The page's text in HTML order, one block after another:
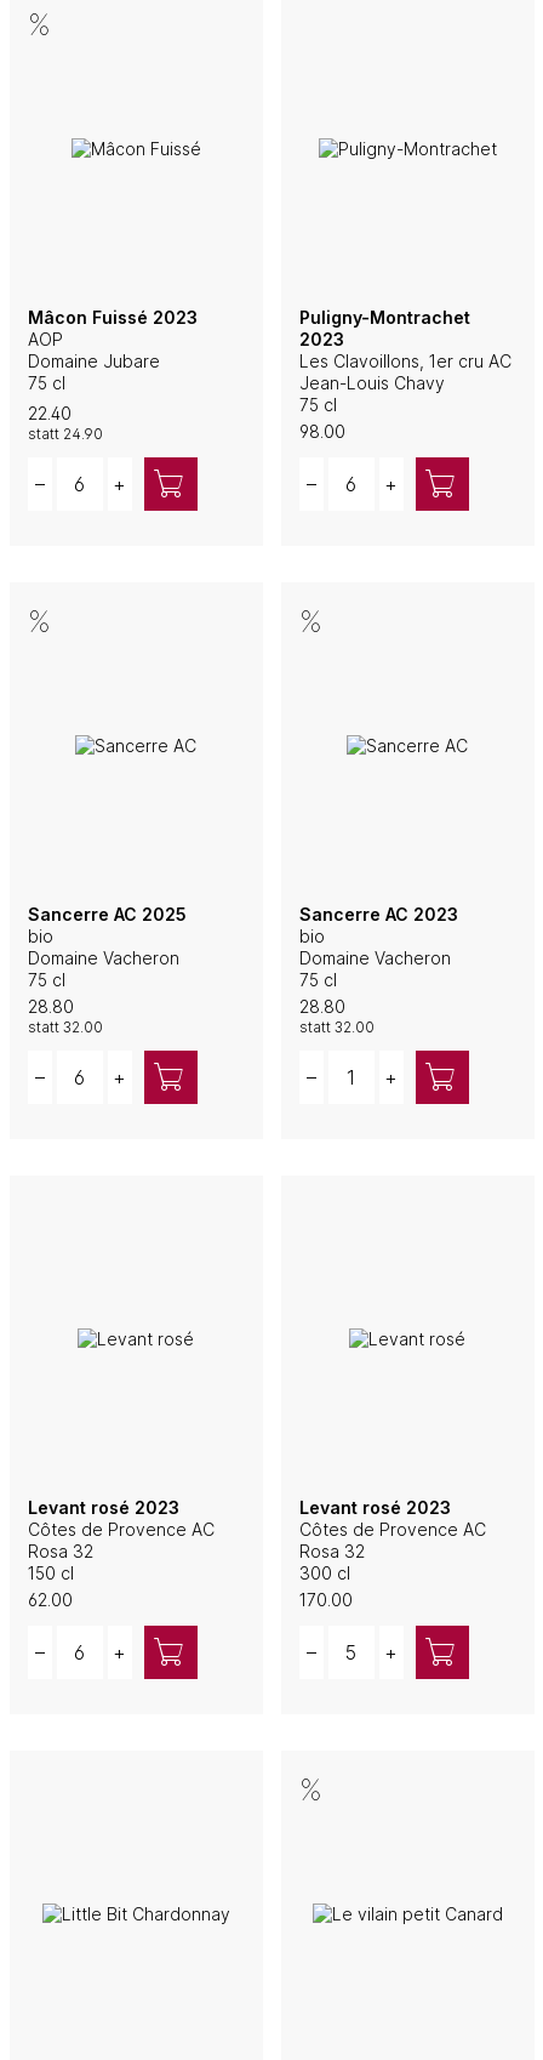
Mâcon Fuissé 2023
AOP
Domaine Jubare
75 cl
22.40
statt 24.90
– +
Puligny-Montrachet
2023
Les Clavoillons, 1er cru AC
Jean-Louis Chavy
75 cl
98.00
– +
Sancerre AC 2025
bio
Domaine Vacheron
75 cl
28.80
statt 32.00
– +
Sancerre AC 2023
bio
Domaine Vacheron
75 cl
28.80
statt 32.00
– +
Levant rosé 2023
Côtes de Provence AC
Rosa 32
150 cl
62.00
– +
Levant rosé 2023
Côtes de Provence AC
Rosa 32
300 cl
170.00
– +